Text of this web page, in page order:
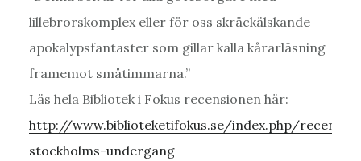
lillebrorskomplex eller för oss skräckälskande
apokalypsfantaster som gillar kalla kårarläsning
framemot småtimmarna.”
Läs hela Bibliotek i Fokus recensionen här:
http://www.biblioteketifokus.se/index.php/
stockholms-undergang